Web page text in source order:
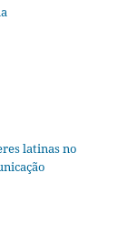
latinas no